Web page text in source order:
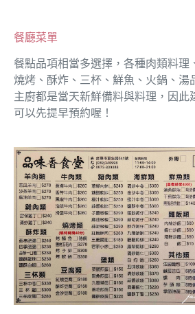
餐廳菜單
餐點品項相當多選擇，各種肉類料理
燒烤、酥炸、三杯、鮮魚、火鍋、湯
主廚都是當天新鮮備料與料理，因此
可以先提早預約喔！